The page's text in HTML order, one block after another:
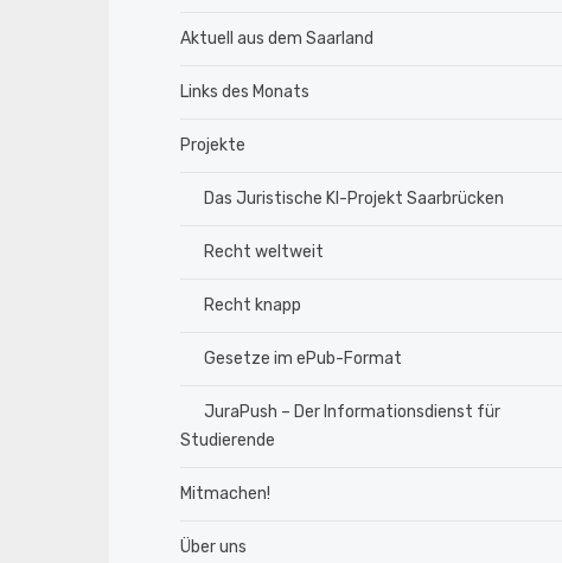
Aktuell aus dem Saarland
Links des Monats
Projekte
Das Juristische KI-Projekt Saarbrücken
Recht weltweit
Recht knapp
Gesetze im ePub-Format
JuraPush – Der Informationsdienst für
Studierende
Mitmachen!
Über uns